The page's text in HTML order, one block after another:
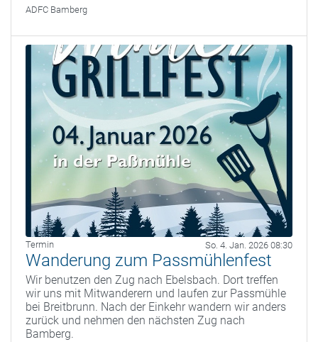
ADFC Bamberg
Termin So. 4. Jan. 2026 08:30
Wanderung zum Passmühlenfest
Wir benutzen den Zug nach Ebelsbach. Dort treffen
wir uns mit Mitwanderern und laufen zur Passmühle
bei Breitbrunn. Nach der Einkehr wandern wir anders
zurück und nehmen den nächsten Zug nach
Bamberg.